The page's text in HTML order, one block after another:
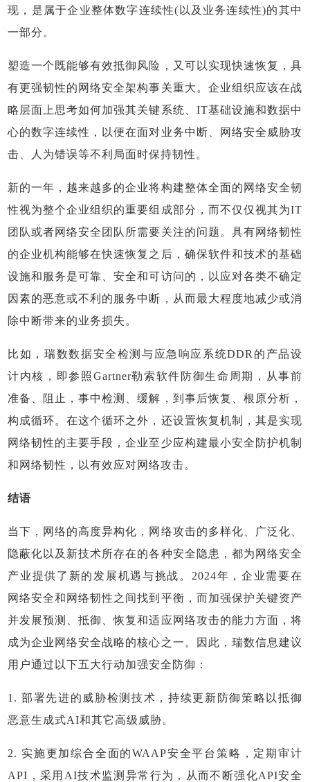
现，是属于企业整体数字连续性(以及业务连续性)的其中
一部分。
塑造一个既能够有效抵御风险，又可以实现快速恢复，具
有更强韧性的网络安全架构事关重大。企业组织应该在战
略层面上思考如何加强其关键系统、IT基础设施和数据中
心的数字连续性，以便在面对业务中断、网络安全威胁攻
击、人为错误等不利局面时保持韧性。
新的一年，越来越多的企业将构建整体全面的网络安全韧
性视为整个企业组织的重要组成部分，而不仅仅视其为IT
团队或者网络安全团队所需要关注的问题。具有网络韧性
的企业机构能够在快速恢复之后，确保软件和技术的基础
设施和服务是可靠、安全和可访问的，以应对各类不确定
因素的恶意或不利的服务中断，从而最大程度地减少或消
除中断带来的业务损失。
比如，瑞数数据安全检测与应急响应系统DDR的产品设
计内核，即参照Gartner勒索软件防御生命周期，从事前
准备、阻止，事中检测、缓解，到事后恢复、根原分析，
构成循环。在这个循环之外，还设置恢复机制，其是实现
网络韧性的主要手段，企业至少应构建最小安全防护机制
和网络韧性，以有效应对网络攻击。
结语
当下，网络的高度异构化，网络攻击的多样化、广泛化、
隐蔽化以及新技术所存在的各种安全隐患，都为网络安全
产业提供了新的发展机遇与挑战。2024年，企业需要在
网络安全和网络韧性之间找到平衡，而加强保护关键资产
并发展预测、抵御、恢复和适应网络攻击的能力方面，将
成为企业网络安全战略的核心之一。因此，瑞数信息建议
用户通过以下五大行动加强安全防御：
1. 部署先进的威胁检测技术，持续更新防御策略以抵御
恶意生成式AI和其它高级威胁。
2. 实施更加综合全面的WAAP安全平台策略，定期审计
API，采用AI技术监测异常行为，从而不断强化API安全